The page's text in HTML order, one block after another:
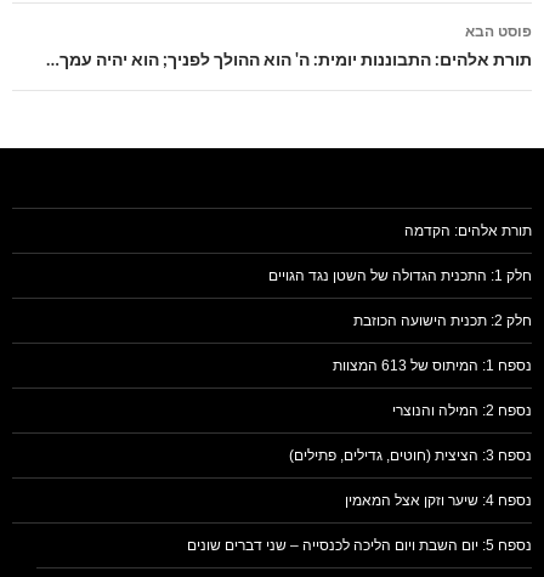
פוסט הבא
תורת אלהים: התבוננות יומית: ה' הוא ההולך לפניך; הוא יהיה עמך…
תורת אלהים: הקדמה
חלק 1: התכנית הגדולה של השטן נגד הגויים
חלק 2: תכנית הישועה הכוזבת
נספח 1: המיתוס של 613 המצוות
נספח 2: המילה והנוצרי
נספח 3: הציצית (חוטים, גדילים, פתילים)
נספח 4: שיער וזקן אצל המאמין
נספח 5: יום השבת ויום הליכה לכנסייה – שני דברים שונים